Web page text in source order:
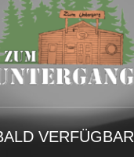
VERFÜGBAR